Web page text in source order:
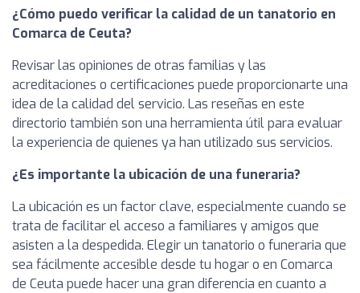
¿Cómo puedo verificar la calidad de un tanatorio en
Comarca de Ceuta?
Revisar las opiniones de otras familias y las
acreditaciones o certificaciones puede proporcionarte una
idea de la calidad del servicio. Las reseñas en este
directorio también son una herramienta útil para evaluar
la experiencia de quienes ya han utilizado sus servicios.
¿Es importante la ubicación de una funeraria?
La ubicación es un factor clave, especialmente cuando se
trata de facilitar el acceso a familiares y amigos que
asisten a la despedida. Elegir un tanatorio o funeraria que
sea fácilmente accesible desde tu hogar o en Comarca
de Ceuta puede hacer una gran diferencia en cuanto a